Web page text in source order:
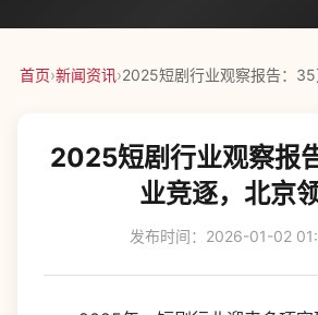
首页›新闻资讯›2025短剧行业观察报告：
2025短剧行业观察报
业竞逐，北京
发布时间：2026-01-02